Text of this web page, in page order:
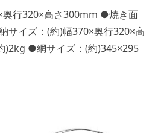
行320×高さ300mm ●焼き面
サイズ：(約)幅370×奥行320×高
)2kg ●網サイズ：(約)345×295